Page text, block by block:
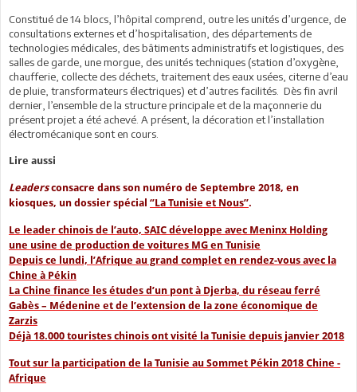
Constitué de 14 blocs, l’hôpital comprend, outre les unités d’urgence, de
consultations externes et d’hospitalisation, des départements de
technologies médicales, des bâtiments administratifs et logistiques, des
salles de garde, une morgue, des unités techniques (station d’oxygène,
chaufferie, collecte des déchets, traitement des eaux usées, citerne d’eau
de pluie, transformateurs électriques) et d’autres facilités. Dès fin avril
dernier, l’ensemble de la structure principale et de la maçonnerie du
présent projet a été achevé. A présent, la décoration et l’installation
électromécanique sont en cours.
Lire aussi
Leadersconsacre dans son numéro de Septembre 2018, en
kiosques, un dossier spécial ‘’La Tunisie et Nous’’.
Le leader chinois de l’auto, SAIC développe avec Meninx Holding
une usine de production de voitures MG en Tunisie
Depuis ce lundi, l’Afrique au grand complet en rendez-vous avec la
Chine à Pékin
La Chine finance les études d’un pont à Djerba, du réseau ferré
Gabès – Médenine et de l’extension de la zone économique de
Zarzis
Déjà 18.000 touristes chinois ont visité la Tunisie depuis janvier 2018
Tout sur la participation de la Tunisie au Sommet Pékin 2018 Chine -
Afrique